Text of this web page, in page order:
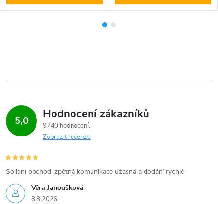
5,0 Hodnocení zákazníků
9740 hodnocení
Zobrazit recenze
Věra Janoušková
8.8.2026
Solidní obchod ,zpětná komunikace úžasná a dodání rychlé